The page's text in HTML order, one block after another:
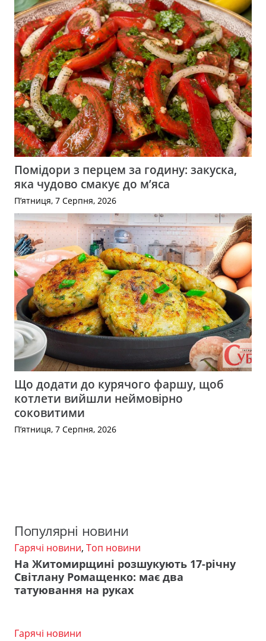
Помідори з перцем за годину: закуска,
яка чудово смакує до м’яса
П’ятниця, 7 Серпня, 2026
Що додати до курячого фаршу, щоб
котлети вийшли неймовірно
соковитими
П’ятниця, 7 Серпня, 2026
Популярні новини
Гарячі новини, Топ новини
На Житомирщині розшукують 17-річну
Світлану Ромащенко: має два
татуювання на руках
Гарячі новини